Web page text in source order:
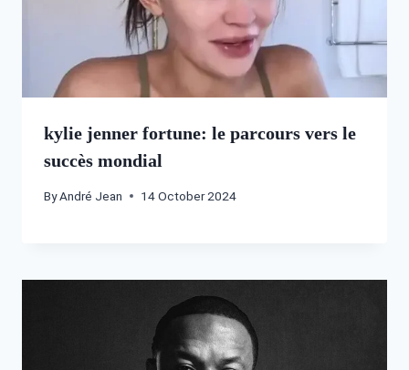
kylie jenner fortune: le parcours vers le
succès mondial
ByAndré Jean 14 October 2024